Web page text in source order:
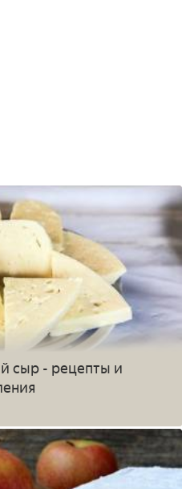
сыр - рецепты и